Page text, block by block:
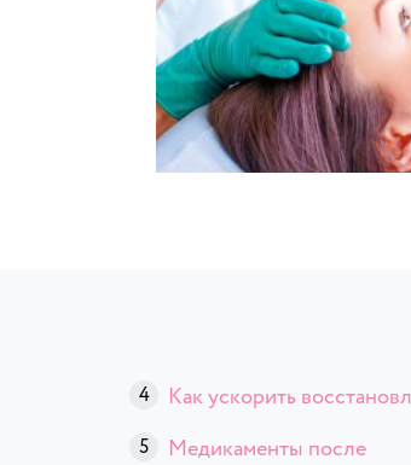
Как ускорить
Медикаменты после